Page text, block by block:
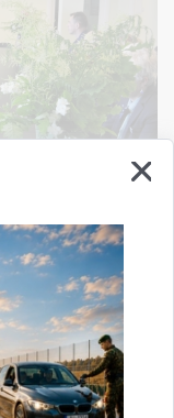
pārvaldes, Valsts
kontroles punktu